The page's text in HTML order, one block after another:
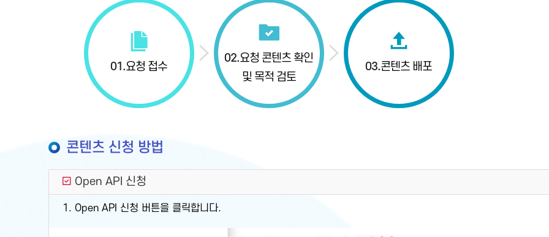
01.요청 접수
02.요청 콘텐츠 확인
및 목적 검토
03.콘텐츠 배포
콘텐츠 신청 방법
Open API 신청
1. Open API 신청 버튼을 클릭합니다.